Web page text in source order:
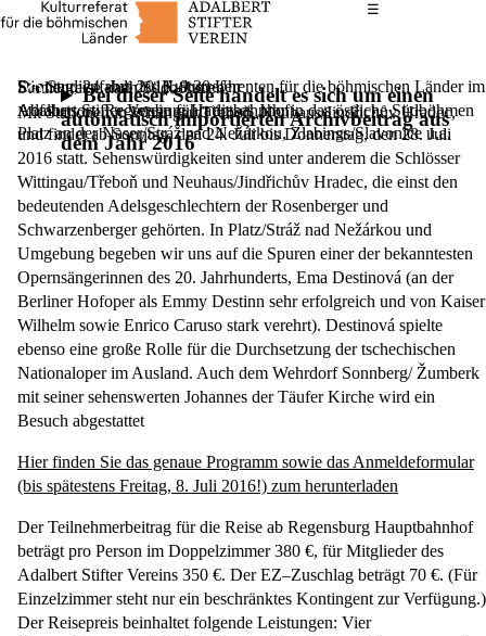
Das
☰
Bei dieser Seite handelt es sich um einen
automatisch importierten Archivbeitrag aus
dem Jahr 2016
Studienreise nach Südböhmen
Mit Stationen in Wittingau/Třeboň, Neuhaus/Jindřichův Hradec,
Platz an der Naser/Stráž nad Nežárkou, Zlabings/Slavonice u.a.
Die Studienfahrt des Kulturreferenten für die böhmischen Länder im
Adalbert Stifter Verein führt dieses Jahr in das östliche Südböhmen
und findet ab Sonntag, den 24. Juli bis Donnerstag, den 28. Juli
2016 statt. Sehenswürdigkeiten sind unter anderem die Schlösser
Wittingau/Třeboň und Neuhaus/Jindřichův Hradec, die einst den
bedeutenden Adelsgeschlechtern der Rosenberger und
Schwarzenberger gehörten. In Platz/Stráž nad Nežárkou und
Umgebung begeben wir uns auf die Spuren einer der bekanntesten
Opernsängerinnen des 20. Jahrhunderts, Ema Destinová (an der
Berliner Hofoper als Emmy Destinn sehr erfolgreich und von Kaiser
Wilhelm sowie Enrico Caruso stark verehrt). Destinová spielte
ebenso eine große Rolle für die Durchsetzung der tschechischen
Nationaloper im Ausland. Auch dem Wehrdorf Sonnberg/ Žumberk
mit seiner sehenswerten Johannes der Täufer Kirche wird ein
Besuch abgestattet
Hier finden Sie das genaue Programm sowie das Anmeldeformular
(bis spätestens Freitag, 8. Juli 2016!) zum herunterladen
Der Teilnehmerbeitrag für die Reise ab Regensburg Hauptbahnhof
beträgt pro Person im Doppelzimmer 380 €, für Mitglieder des
Adalbert Stifter Vereins 350 €. Der EZ–Zuschlag beträgt 70 €. (Für
Einzelzimmer steht nur ein beschränktes Kontingent zur Verfügung.)
Der Reisepreis beinhaltet folgende Leistungen: Vier
Sonntag, 24. Juli 2016,9.30 Uhr
Abfahrtsort: Regensburg Hauptbahnhof